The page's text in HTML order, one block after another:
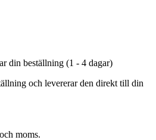
din beställning (1 - 4 dagar)
och levererar den direkt till din
moms.